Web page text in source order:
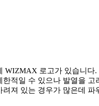
WIZMAX 로고가 있습니다
적일 수 있으나 발열을
져 있는 경우가 많은데